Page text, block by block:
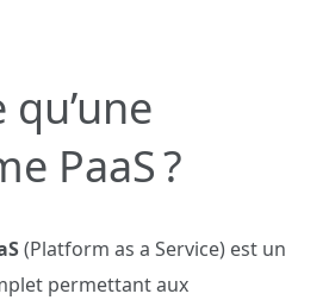
qu’une
PaaS ?
(Platform as a Service) est un
permettant aux